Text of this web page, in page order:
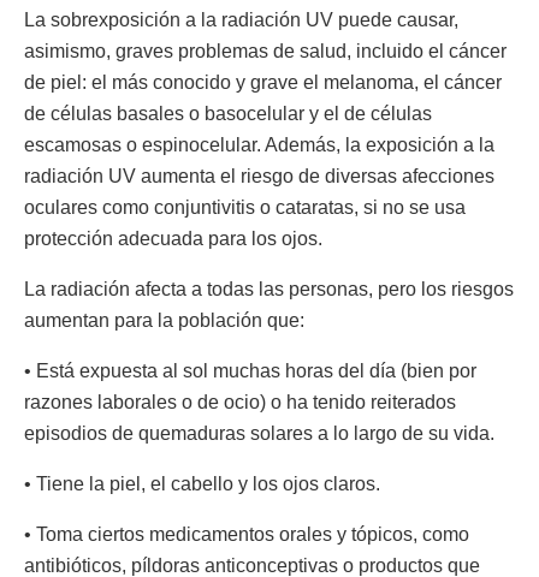
La sobrexposición a la radiación UV puede causar,
asimismo, graves problemas de salud, incluido el cáncer
de piel: el más conocido y grave el melanoma, el cáncer
de células basales o basocelular y el de células
escamosas o espinocelular. Además, la exposición a la
radiación UV aumenta el riesgo de diversas afecciones
oculares como conjuntivitis o cataratas, si no se usa
protección adecuada para los ojos.
La radiación afecta a todas las personas, pero los riesgos
aumentan para la población que:
• Está expuesta al sol muchas horas del día (bien por
razones laborales o de ocio) o ha tenido reiterados
episodios de quemaduras solares a lo largo de su vida.
• Tiene la piel, el cabello y los ojos claros.
• Toma ciertos medicamentos orales y tópicos, como
antibióticos, píldoras anticonceptivas o productos que